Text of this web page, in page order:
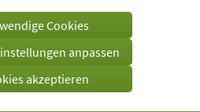
Cookies
anpassen
akzeptieren